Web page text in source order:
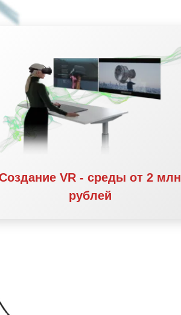
VR - среды от 2 млн
рублей